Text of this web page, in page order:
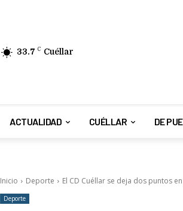
33.7 C Cuéllar
ACTUALIDAD CUÉLLAR DE
Inicio Deporte El CD Cuéllar se deja dos puntos
Deporte